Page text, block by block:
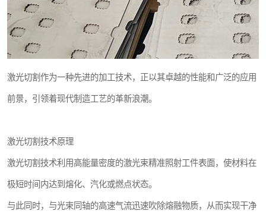
激光切割作为一种先进的加工技术，正以其卓越的性能和广泛的应用
前景，引领着现代制造工艺的革新浪潮。
激光切割技术原理
激光切割技术利用高能量密度的激光束精准照射工件表面，使材料在
极短时间内达到熔化、汽化或燃点状态。
与此同时，与光束同轴的高速气流迅速吹除熔融物质，从而实现干净